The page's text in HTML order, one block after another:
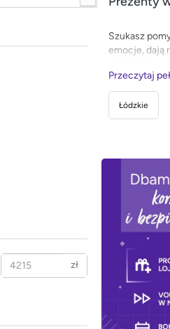
zł
Szukasz
emocje, dają
Przeczytaj
Łódzkie